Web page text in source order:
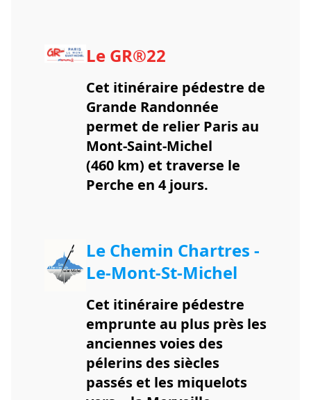
Le GR®22
Cet itinéraire pédestre de
Grande Randonnée
permet de relier Paris au
Mont-Saint-Michel
(460 km) et traverse le
Perche en 4 jours.
Le Chemin Chartres -
Le-Mont-St-Michel
Cet itinéraire pédestre
emprunte au plus près les
anciennes voies des
pélerins des siècles
passés et les miquelots